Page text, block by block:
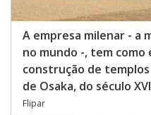
A empresa milenar - a
no mundo -, tem como
construção de
de Osaka, do século
Flipar